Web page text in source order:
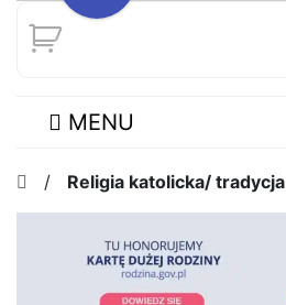
MENU
/ Religia katolicka/ tradycja